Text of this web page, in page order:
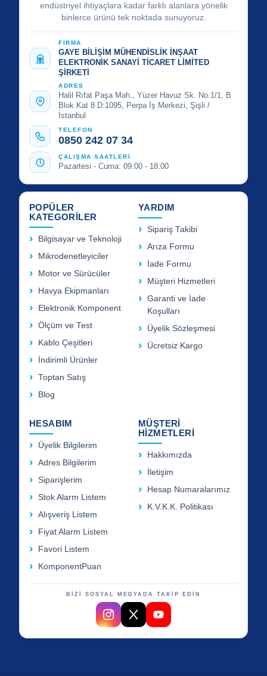
endüstriyel ihtiyaçlara kadar farklı alanlara yönelik
binlerce ürünü tek noktada sunuyoruz.
FİRMA
GAYE BİLİŞİM MÜHENDİSLİK İNŞAAT
ELEKTRONİK SANAYİ TİCARET LİMİTED
ŞİRKETİ
ADRES
Halil Rıfat Paşa Mah., Yüzer Havuz Sk. No:1/1, B
Blok Kat 8 D:1095, Perpa İş Merkezi, Şişli /
İstanbul
TELEFON
0850 242 07 34
ÇALIŞMA SAATLERİ
Pazartesi - Cuma: 09:00 - 18:00
POPÜLER
KATEGORİLER
Bilgisayar ve Teknoloji
Mikrodenetleyiciler
Motor ve Sürücüler
Havya Ekipmanları
Elektronik Komponent
Ölçüm ve Test
Kablo Çeşitleri
İndirimli Ürünler
Toptan Satış
Blog
YARDIM
Sipariş Takibi
Arıza Formu
İade Formu
Müşteri Hizmetleri
Garanti ve İade
Koşulları
Üyelik Sözleşmesi
Ücretsiz Kargo
HESABIM
Üyelik Bilgilerim
Adres Bilgilerim
Siparişlerim
Stok Alarm Listem
Alışveriş Listem
Fiyat Alarm Listem
Favori Listem
KomponentPuan
MÜŞTERİ
HİZMETLERİ
Hakkımızda
İletişim
Hesap Numaralarımız
K.V.K.K. Politikası
BİZİ SOSYAL MEDYADA TAKİP EDİN